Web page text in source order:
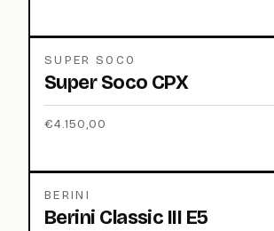
SUPER SOCO
Super Soco CPX
€4.150,00
BERINI
Berini Classic III E5